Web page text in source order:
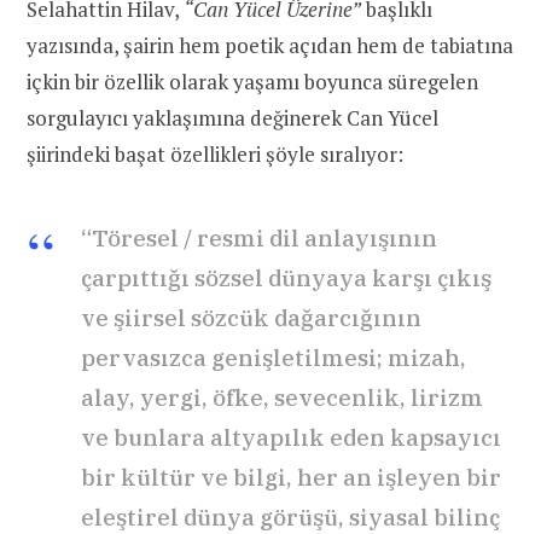
Selahattin Hilav, “Can Yücel Üzerine”başlıklı
yazısında, şairin hem poetik açıdan hem de tabiatına
içkin bir özellik olarak yaşamı boyunca süregelen
sorgulayıcı yaklaşımına değinerek Can Yücel
şiirindeki başat özellikleri şöyle sıralıyor:
“Töresel / resmi dil anlayışının
çarpıttığı sözsel dünyaya karşı çıkış
ve şiirsel sözcük dağarcığının
pervasızca genişletilmesi; mizah,
alay, yergi, öfke, sevecenlik, lirizm
ve bunlara altyapılık eden kapsayıcı
bir kültür ve bilgi, her an işleyen bir
eleştirel dünya görüşü, siyasal bilinç